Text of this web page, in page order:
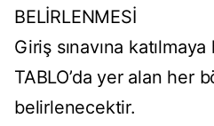
BELİRLENMESİ
Giriş sınavına
TABLO’da yer alan her
belirlenecektir.